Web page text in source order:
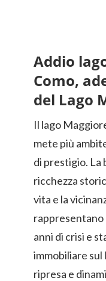
Addio
Como,
del Lago
Il lago
mete più
di prestigio. La
ricchezza
vita e la
anni di crisi e
immobiliare sul
ripresa e